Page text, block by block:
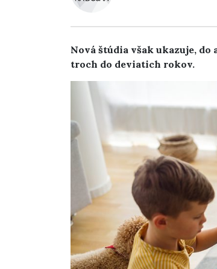
Nová štúdia však ukazuje,
troch do deviatich rokov.